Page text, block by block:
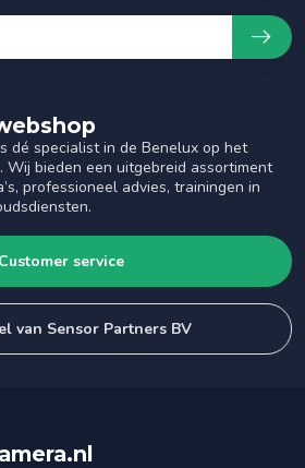
dé specialist in de Benelux op het
Wij bieden een uitgebreid assortiment
professioneel advies, trainingen in
Customer service
van Sensor Partners BV